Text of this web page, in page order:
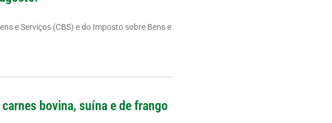
e Serviços (CBS) e do Imposto sobre Bens e
bovina, suína e de frango